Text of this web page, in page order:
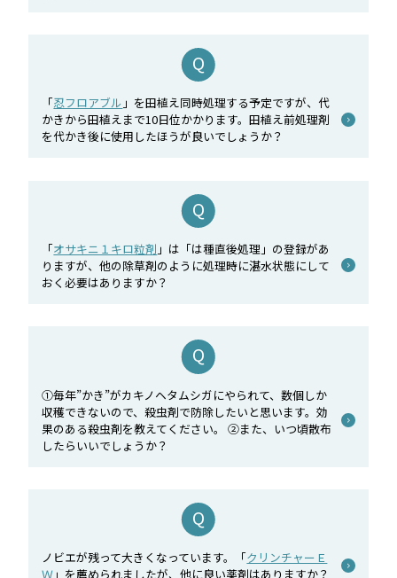
「忍フロアブル 」を田植え同時処理する予定ですが、代
かきから田植えまで10日位かかります。田植え前処理剤
を代かき後に使用したほうが良いでしょうか？
「オサキニ１キロ粒剤 」は「は種直後処理」の登録があ
りますが、他の除草剤のように処理時に湛水状態にして
おく必要はありますか？
①毎年”かき”がカキノヘタムシガにやられて、数個しか
収穫できないので、殺虫剤で防除したいと思います。効
果のある殺虫剤を教えてください。 ②また、いつ頃散布
したらいいでしょうか？
ノビエが残って大きくなっています。「クリンチャーＥ
Ｗ 」を薦められましたが、他に良い薬剤はありますか？